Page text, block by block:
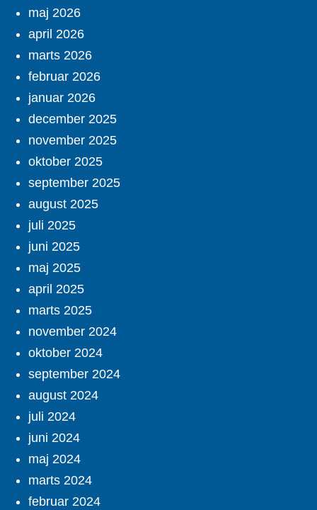
maj 2026
april 2026
marts 2026
februar 2026
januar 2026
december 2025
november 2025
oktober 2025
september 2025
august 2025
juli 2025
juni 2025
maj 2025
april 2025
marts 2025
november 2024
oktober 2024
september 2024
august 2024
juli 2024
juni 2024
maj 2024
marts 2024
februar 2024